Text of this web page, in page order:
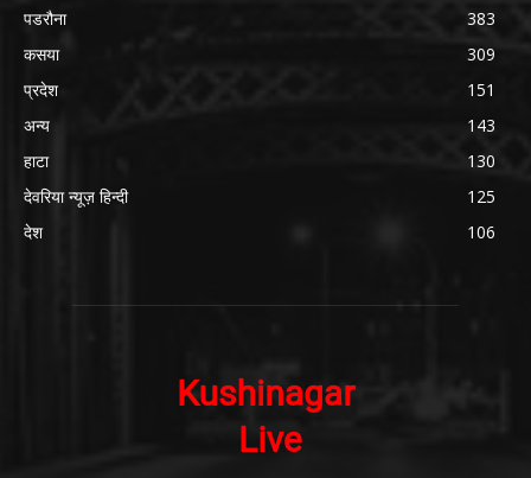
पडरौना
383
कसया
309
प्रदेश
151
अन्य
143
हाटा
130
देवरिया न्यूज़ हिन्दी
125
देश
106